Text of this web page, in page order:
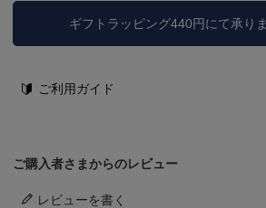
ギフトラッピング440円にて承り
ご利用ガイド
ご購入者さまからのレビュー
レビューを書く